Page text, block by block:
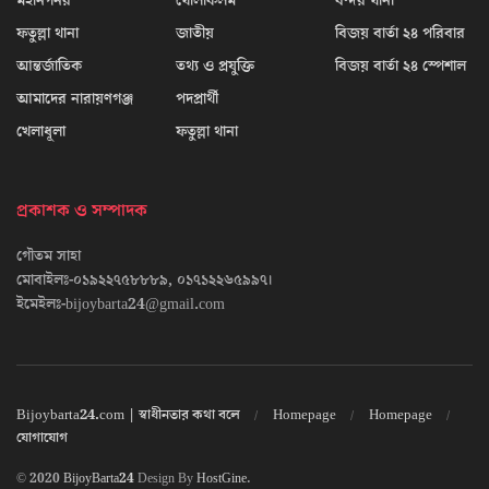
ফতুল্লা থানা
আন্তর্জাতিক
আমাদের নারায়ণগঞ্জ
খেলাধূলা
জাতীয়
তথ্য ও প্রযুক্তি
পদপ্রার্থী
ফতুল্লা থানা
বিজয় বার্তা ২৪ পরিবার
বিজয় বার্তা ২৪ স্পেশাল
প্রকাশক ও সম্পাদক
গৌতম সাহা
মোবাইলঃ-০১৯২২৭৫৮৮৮৯, ০১৭১২২৬৫৯৯৭।
ইমেইলঃ-bijoybarta24@gmail.com
Bijoybarta24.com | স্বাধীনতার কথা বলে Homepage
Homepage
যোগাযোগ
© 2020BijoyBarta24Design ByHostGine.